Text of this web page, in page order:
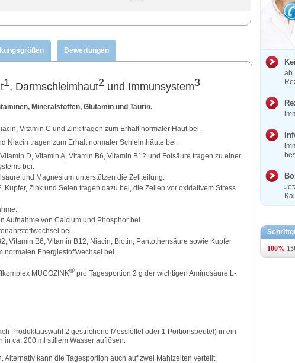
Bewertungen
1, Darmschleimhaut2 und Immunsystem3
Mineralstoffen, Glutamin und Taurin.
Vitamin C und Zink tragen zum Erhalt normaler Haut bei.
Niacin tragen zum Erhalt normaler Schleimhäute bei.
D, Vitamin A, Vitamin B6, Vitamin B12 und Folsäure tragen zu einer
bei.
und Magnesium unterstützen die Zellteilung.
Kupfer, Zink und Selen tragen dazu bei, die Zellen vor oxidativem Stress
Aufnahme von Calcium und Phosphor bei.
bei.
Vitamin B6, Vitamin B12, Niacin, Biotin, Pantothensäure sowie Kupfer
normalen Energiestoffwechsel bei.
MUCOZINK®pro Tagesportion 2 g der wichtigen Aminosäure L-
Produktauswahl 2 gestrichene Messlöffel oder 1 Portionsbeutel) in ein
ca. 200 ml stillem Wasser auflösen.
Alternativ kann die Tagesportion auch auf zwei Mahlzeiten verteilt
ab